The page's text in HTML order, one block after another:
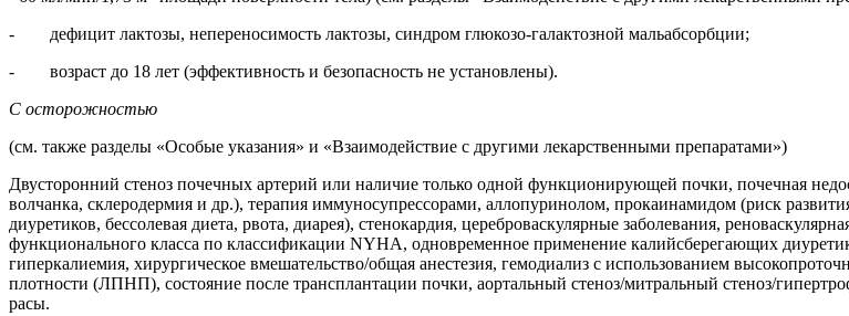
- дефицит лактозы, непереносимость лактозы, синдром глюкозо-галактозной мальабсорбции;
- возраст до 18 лет (эффективность и безопасность не установлены).
С осторожностью
(см. также разделы «Особые указания» и «Взаимодействие с другими лекарственными препаратами»)
Двусторонний стеноз почечных артерий или наличие только одной функционирующей почки, почечная
волчанка, склеродермия и др.), терапия иммуносупрессорами, аллопуринолом, прокаинамидом (риск
диуретиков, бессолевая диета, рвота, диарея), стенокардия, цереброваскулярные заболевания,
функционального класса по классификации NYHA, одновременное применение калийсберегающих
гиперкалиемия, хирургическое вмешательство/общая анестезия, гемодиализ с использованием
плотности (ЛПНП), состояние после трансплантации почки, аортальный стеноз/митральный стеноз/
расы.